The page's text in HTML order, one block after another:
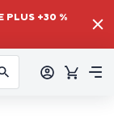
PLUS +30 %
sa
Košík